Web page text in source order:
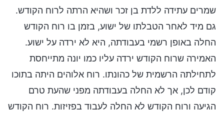
שמרים עתידה ללדת בן זכר ושהיא הרתה לרוח הקודש.
גם מיד לאחר הטבלתו של ישוע, בזמן בו רוח הקודש
החלה באופן רשמי בעבודתה, היא לא ירדה על ישוע.
האמירה שרוח הקודש ירדה עליו כמו יונה מתייחסת
לתחילתה הרשמית של כהונתו. רוח אלוהים היתה בתוכו
קודם לכן, אך לא החלה בעבודתה מפני שהעת טרם
הגיעה ורוח הקודש לא החלה לעבוד בפזיזות. רוח הקודש